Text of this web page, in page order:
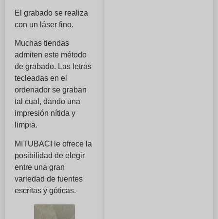
El grabado se realiza
con un láser fino.
Muchas tiendas
admiten este método
de grabado. Las letras
tecleadas en el
ordenador se graban
tal cual, dando una
impresión nítida y
limpia.
MITUBACI le ofrece la
posibilidad de elegir
entre una gran
variedad de fuentes
escritas y góticas.